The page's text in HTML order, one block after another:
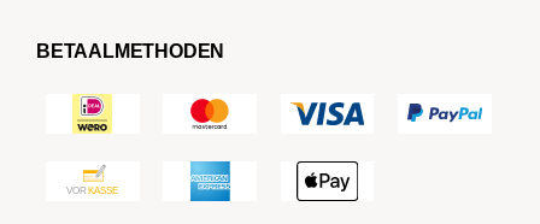
BETAALMETHODEN